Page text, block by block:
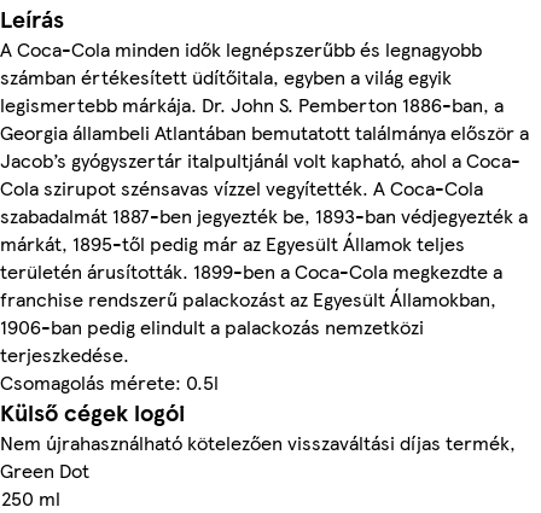
Leírás
A Coca-Cola minden idők legnépszerűbb és legnagyobb
számban értékesített üdítőitala, egyben a világ egyik
legismertebb márkája. Dr. John S. Pemberton 1886-ban, a
Georgia állambeli Atlantában bemutatott találmánya először a
Jacob’s gyógyszertár italpultjánál volt kapható, ahol a Coca-
Cola szirupot szénsavas vízzel vegyítették. A Coca-Cola
szabadalmát 1887-ben jegyezték be, 1893-ban védjegyezték a
márkát, 1895-től pedig már az Egyesült Államok teljes
területén árusították. 1899-ben a Coca-Cola megkezdte a
franchise rendszerű palackozást az Egyesült Államokban,
1906-ban pedig elindult a palackozás nemzetközi
terjeszkedése.
Csomagolás mérete: 0.5l
Külső cégek logói
Nem újrahasználható kötelezően visszaváltási díjas termék,
Green Dot
250 ml